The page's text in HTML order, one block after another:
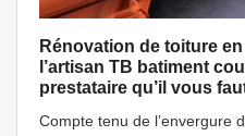
Rénovation de toiture
l’artisan TB batiment
prestataire qu’il vous
Compte tenu de l’envergure